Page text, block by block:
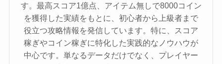
す。最高スコア1億点、アイテム無しで8000コイン
を獲得した実績をもとに、初心者から上級者まで
役立つ攻略情報を発信しています。特に、スコア
稼ぎやコイン稼ぎに特化した実践的なノウハウが
中心です。単なるデータだけでなく、プレイヤー